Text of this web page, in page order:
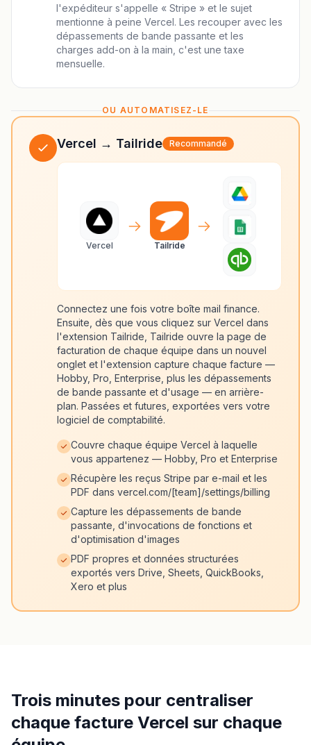
l'expéditeur s'appelle « Stripe » et le sujet
mentionne à peine Vercel. Les recouper avec les
dépassements de bande passante et les
charges add-on à la main, c'est une taxe
mensuelle.
OU AUTOMATISEZ-LE
Vercel → Tailride Recommandé
Vercel Tailride
Connectez une fois votre boîte mail finance.
Ensuite, dès que vous cliquez sur Vercel dans
l'extension Tailride, Tailride ouvre la page de
facturation de chaque équipe dans un nouvel
onglet et l'extension capture chaque facture —
Hobby, Pro, Enterprise, plus les dépassements
de bande passante et d'usage — en arrière-
plan. Passées et futures, exportées vers votre
logiciel de comptabilité.
Couvre chaque équipe Vercel à laquelle
vous appartenez — Hobby, Pro et Enterprise
Récupère les reçus Stripe par e-mail et les
PDF dans vercel.com/[team]/settings/billing
Capture les dépassements de bande
passante, d'invocations de fonctions et
d'optimisation d'images
PDF propres et données structurées
exportés vers Drive, Sheets, QuickBooks,
Xero et plus
Trois minutes pour centraliser
chaque facture Vercel sur chaque